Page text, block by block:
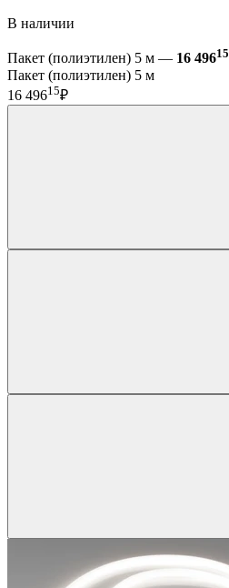
В наличии
Пакет (полиэтилен) 5 м — 16 49615
Пакет (полиэтилен) 5 м
16 49615₽